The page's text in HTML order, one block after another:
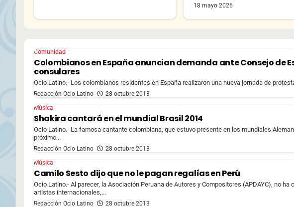
18 mayo 2026
Comunidad
Colombianos en España anuncian demanda ante Consejo de
consulares
Ocio Latino.- Los colombianos residentes en España realizaron una nueva jornada de
Redacción Ocio Latino
28 octubre 2013
Música
Shakira cantará en el mundial Brasil 2014
Ocio Latino.- La famosa cantante colombiana, que estuvo presente en los mundiales
próximo...
Redacción Ocio Latino
28 octubre 2013
Música
Camilo Sesto dijo que no le pagan regalías en Perú
Ocio Latino.- Al parecer, la Asociación Peruana de Autores y Compositores (APDAYC), no
artistas internacionales,...
Redacción Ocio Latino 28 octubre 2013